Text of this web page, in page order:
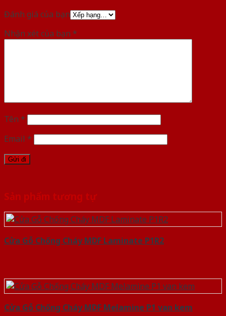
Đánh giá của bạn
Nhận xét của bạn *
Tên *
Email *
Sản phẩm tương tự
Cửa Gỗ Chống Cháy MDF Laminate P1R2
Cửa Gỗ Chống Cháy MDF Melamine P1 van kem